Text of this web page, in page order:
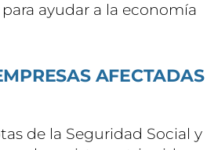
ayudar a la economía
AFECTADAS
de la Seguridad Social y